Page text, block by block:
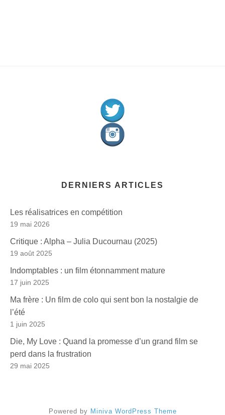
DERNIERS ARTICLES
Les réalisatrices en compétition
19 mai 2026
Critique : Alpha – Julia Ducournau (2025)
19 août 2025
Indomptables : un film étonnamment mature
17 juin 2025
Ma frère : Un film de colo qui sent bon la nostalgie de
l’été
1 juin 2025
Die, My Love : Quand la promesse d’un grand film se
perd dans la frustration
29 mai 2025
Powered by Miniva WordPress Theme